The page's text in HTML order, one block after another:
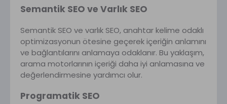
Semantik SEO ve Varlık SEO
Semantik SEO ve varlık SEO, anahtar kelime odaklı
optimizasyonun ötesine geçerek içeriğin anlamını
ve bağlantılarını anlamaya odaklanır. Bu yaklaşım,
arama motorlarının içeriği daha iyi anlamasına ve
değerlendirmesine yardımcı olur.
Programatik SEO